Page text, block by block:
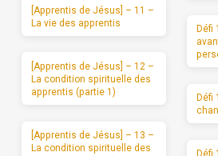
[Apprentis de Jésus] – 11 –
La vie des apprentis
[Apprentis de Jésus] – 12 –
La condition spirituelle des
apprentis (partie 1)
[Apprentis de Jésus] – 13 –
La condition spirituelle des
Défi
Défi